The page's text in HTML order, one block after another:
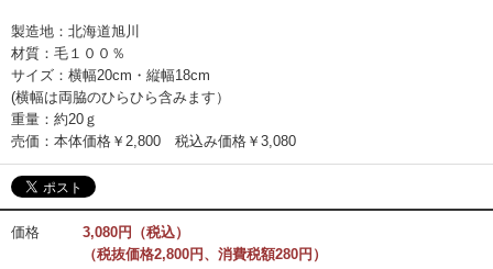
製造地：北海道旭川
材質：毛１００％
サイズ：横幅20cm・縦幅18cm
(横幅は両脇のひらひら含みます）
重量：約20ｇ
売価：本体価格￥2,800 税込み価格￥3,080
価格
3,080円（税込）
（税抜価格2,800円、消費税額280円）